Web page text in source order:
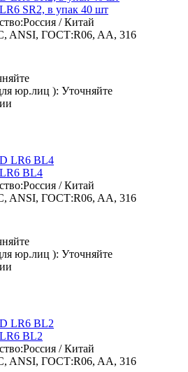
SR2, в упак 40 шт
Россия / Китай
ANSI, ГОСТ:R06, AA, 316
юр.лиц ): Уточняйте
BL4
Россия / Китай
ANSI, ГОСТ:R06, AA, 316
юр.лиц ): Уточняйте
BL2
Россия / Китай
ANSI, ГОСТ:R06, AA, 316